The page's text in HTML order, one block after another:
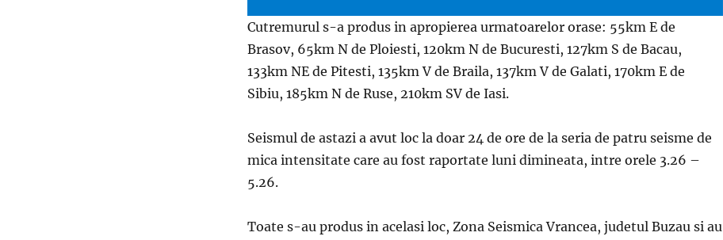
Cutremurul s-a produs in apropierea urmatoarelor orase: 55km E de
Brasov, 65km N de Ploiesti, 120km N de Bucuresti, 127km S de Bacau,
133km NE de Pitesti, 135km V de Braila, 137km V de Galati, 170km E de
Sibiu, 185km N de Ruse, 210km SV de Iasi.
Seismul de astazi a avut loc la doar 24 de ore de la seria de patru seisme de
mica intensitate care au fost raportate luni dimineata, intre orele 3.26 –
5.26.
Toate s-au produs in acelasi loc, Zona Seismica Vrancea, judetul Buzau si au